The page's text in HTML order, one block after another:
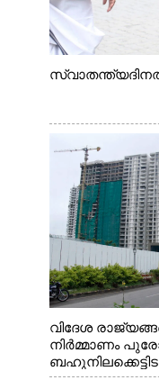
വിദേശ
നിർമ്മാണം